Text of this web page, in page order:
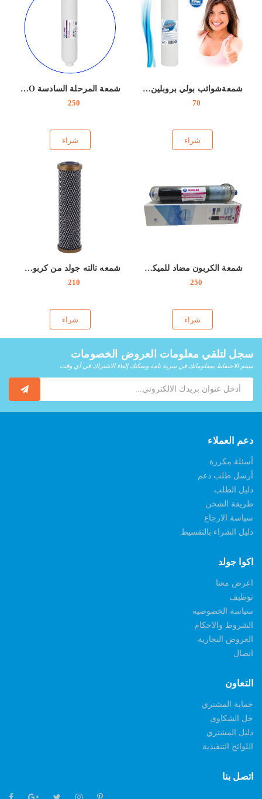
شمعة المرحلة السادسة AIMRO
250
شراء
شمعةشوائب بولي بروبلين 10" بمسام 5ميكرون &1ميكرون FCPS
70
شراء
شمعه تالته جولد من كربون جوز الهند
210
شراء
شمعة الكربون مضاد للميكروبات AICRO-AB
250
شراء
سجل لتلقي معلومات العروض الخصومات
سيتم الاحتفاظ بمعلوماتك في سرية تامة ويمكنك إلغاء الاشتراك في أي وقت
دعم العملاء
أسئلة مكررة
أرسل طلب دعم
دليل الطلب
طريقة الشحن
سياسة الارجاع
دليل الشراء بالتقسيط
اكوا جولد
اعرض معنا
توظيف
سياسة الخصوصية
الشروط والاحكام
العروض التجارية
اتصال
التعاون
حماية المشتري
حل الشكاوى
دليل المشتري
اللوائح التنفيذية
اتصل بنا